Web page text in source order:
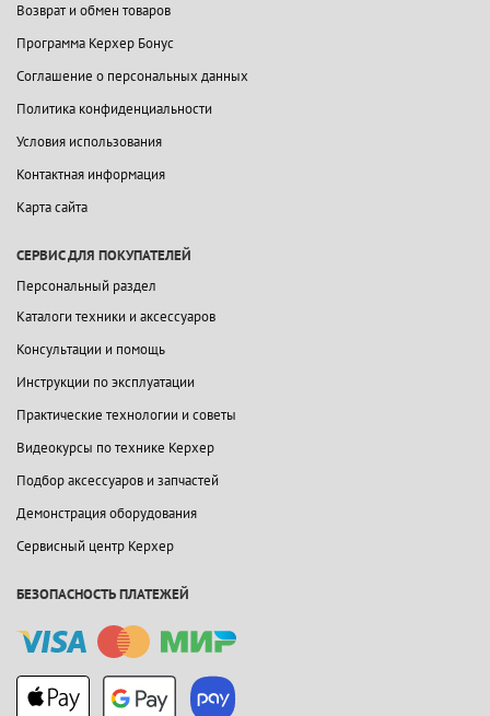
Возврат и обмен товаров
Программа Керхер Бонус
Соглашение о персональных данных
Политика конфиденциальности
Условия использования
Контактная информация
Карта сайта
СЕРВИС ДЛЯ ПОКУПАТЕЛЕЙ
Персональный раздел
Каталоги техники и аксессуаров
Консультации и помощь
Инструкции по эксплуатации
Практические технологии и советы
Видеокурсы по технике Керхер
Подбор аксессуаров и запчастей
Демонстрация оборудования
Сервисный центр Керхер
БЕЗОПАСНОСТЬ ПЛАТЕЖЕЙ